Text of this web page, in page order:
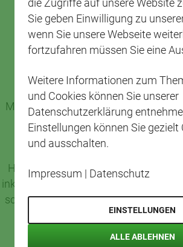
DER CAP-SERVICE
WIR BIETEN
Unser Grundgedanke ist die
Arbeitsplatzsituation und die
Möglichkeiten für die Beschäftigung
Behinderung.
Herxheim erschließen wir eine neue
inklusive Arbeitsplätze für Menschen
schaffen und diese langfristig zu
Mitarbeitenden stellt der
tatsächlich einen neuen Lebens-
Sie geben Einwilligung zu
wenn Sie unsere Webseite
fortzufahren müssen Sie eine
Weitere Informationen zum
und Cookies können Sie unserer
Datenschutzerklärung
Einstellungen können Sie gezielt
und ausschalten.
Impressum | Datenschutz
EINSTELLUNGEN
ALLE ABLEHNEN